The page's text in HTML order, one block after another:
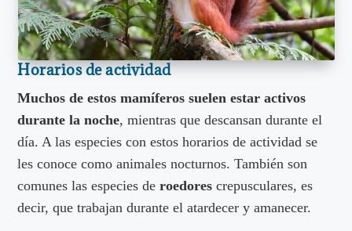
Horarios de actividad
Muchos de estos mamíferos suelen estar activos
durante la noche, mientras que descansan durante el
día. A las especies con estos horarios de actividad se
les conoce como animales nocturnos. También son
comunes las especies deroedores crepusculares, es
decir, que trabajan durante el atardecer y amanecer.